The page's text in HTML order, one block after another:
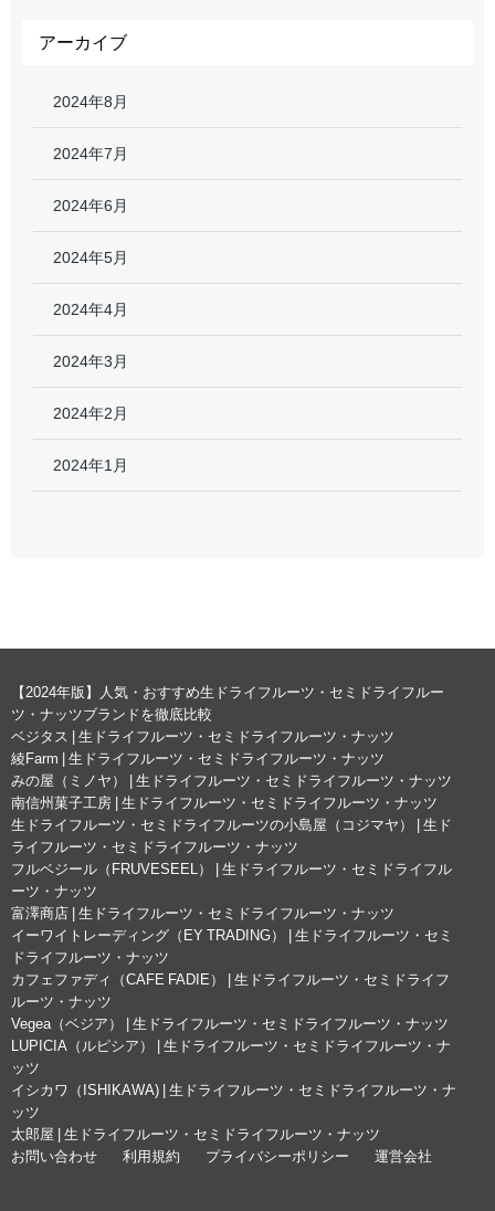
アーカイブ
2024年8月
2024年7月
2024年6月
2024年5月
2024年4月
2024年3月
2024年2月
2024年1月
【2024年版】人気・おすすめ生ドライフルーツ・セミドライフルー
ツ・ナッツブランドを徹底比較
ベジタス | 生ドライフルーツ・セミドライフルーツ・ナッツ
綾Farm | 生ドライフルーツ・セミドライフルーツ・ナッツ
みの屋（ミノヤ） | 生ドライフルーツ・セミドライフルーツ・ナッツ
南信州菓子工房 | 生ドライフルーツ・セミドライフルーツ・ナッツ
生ドライフルーツ・セミドライフルーツの小島屋（コジマヤ） | 生ド
ライフルーツ・セミドライフルーツ・ナッツ
フルベジール（FRUVESEEL） | 生ドライフルーツ・セミドライフル
ーツ・ナッツ
富澤商店 | 生ドライフルーツ・セミドライフルーツ・ナッツ
イーワイトレーディング（EY TRADING） | 生ドライフルーツ・セミ
ドライフルーツ・ナッツ
カフェファディ（CAFE FADIE） | 生ドライフルーツ・セミドライフ
ルーツ・ナッツ
Vegea（ベジア） | 生ドライフルーツ・セミドライフルーツ・ナッツ
LUPICIA（ルピシア） | 生ドライフルーツ・セミドライフルーツ・ナ
ッツ
イシカワ（ISHIKAWA) | 生ドライフルーツ・セミドライフルーツ・ナ
ッツ
太郎屋 | 生ドライフルーツ・セミドライフルーツ・ナッツ
お問い合わせ
利用規約 プライバシーポリシー 運営会社